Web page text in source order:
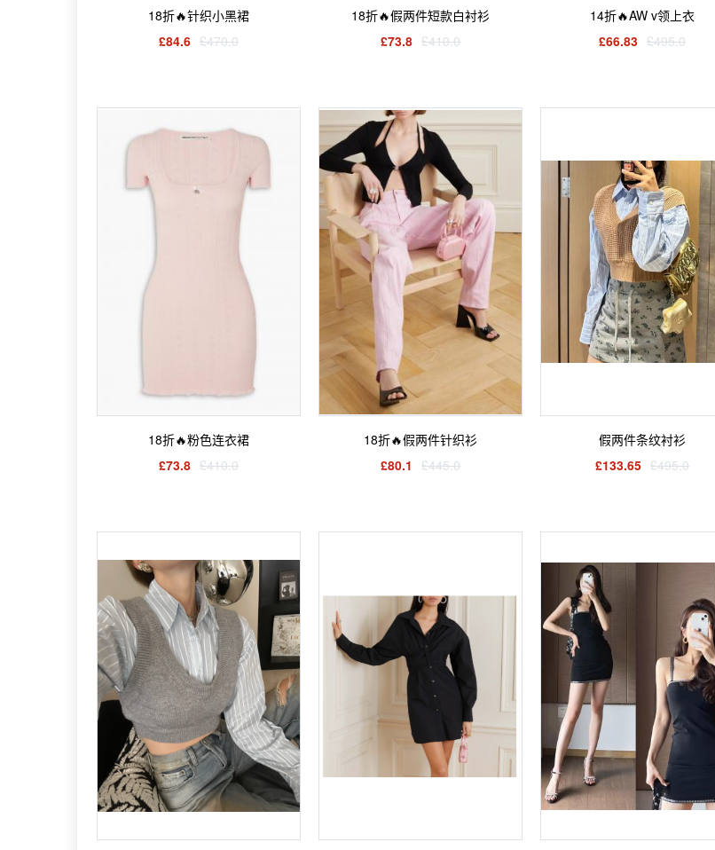
18折🔥针织小黑裙
£84.6 £470.0
18折🔥假两件短款白衬衫
£73.8 £410.0
14折🔥AW v领上衣
£66.83 £495.0
18折🔥粉色连衣裙
£73.8 £410.0
18折🔥假两件针织衫
£80.1
£445.0
假两件条纹衬衫
£133.65 £495.0